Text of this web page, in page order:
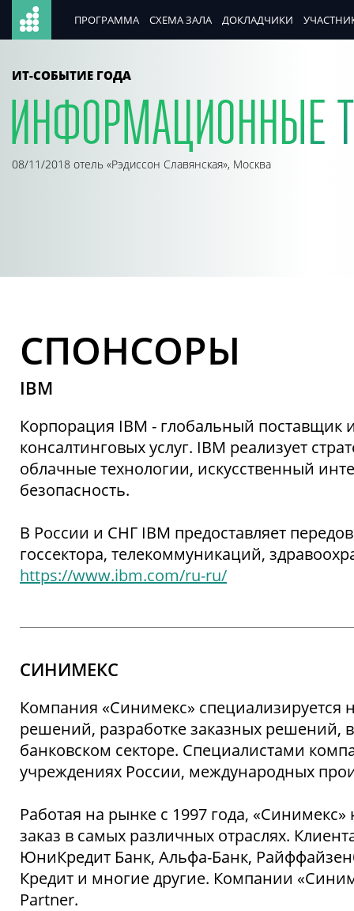
ПРОГРАММА СХЕМА ЗАЛА ДОКЛАДЧИКИ
ИТ-СОБЫТИЕ ГОДА
08/11/2018 отель «Рэдиссон Славянская», Москва
СПОНСОРЫ
IBM
Корпорация IBM - глобальный поставщик
консалтинговых услуг. IBM реализует
облачные технологии, искусственный
безопасность.
В России и СНГ IBM предоставляет
госсектора, телекоммуникаций,
https://www.ibm.com/ru-ru/
СИНИМЕКС
Компания «Синимекс» специализируется
решений, разработке заказных решений,
банковском секторе. Специалистами
учреждениях России, международных
Работая на рынке с 1997 года,
заказ в самых различных отраслях.
ЮниКредит Банк, Альфа-Банк,
Кредит и многие другие. Компании
Partner.